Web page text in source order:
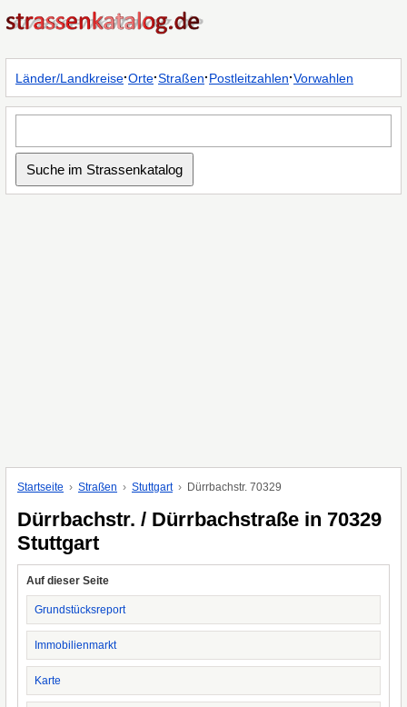
Länder/Landkreise·Orte·Straßen·Postleitzahlen·Vorwahlen
Startseite Straßen Stuttgart Dürrbachstr. 70329
Dürrbachstr. / Dürrbachstraße in 70329
Stuttgart
Auf dieser Seite
Grundstücksreport
Immobilienmarkt
Karte